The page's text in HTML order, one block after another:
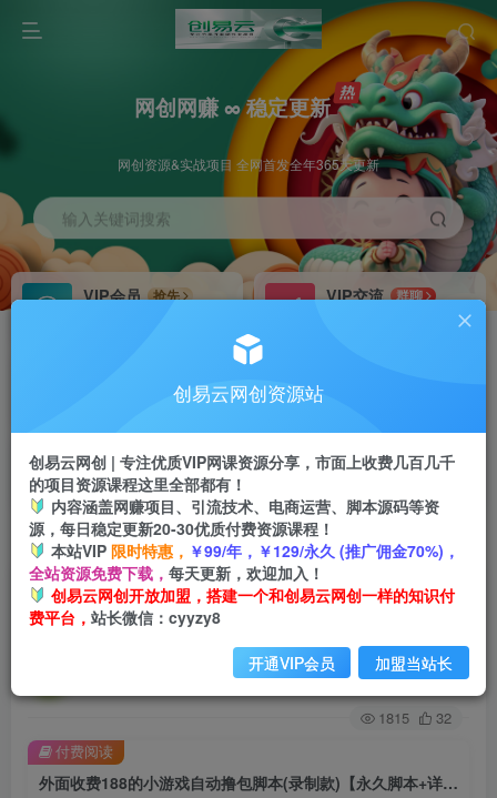
网创网赚 ∞ 稳定更新
网创资源&实战项目 全网首发全年365天更新
输入关键词搜索
VIP会员
抢先
VIP交流
群聊
研究探讨更多创业项目路子。
会员专属推广链接
挂机 项目
脚本卡密
APP下载
GO
首页 创业课程 会员免费 正文
外面收费188的小游戏自动撸包脚本(录制款)【永
久脚本+详细教程】
关注
1815 32
外面收费188的小游戏自动撸包脚本(录制款)【永久脚本+详细教程】
付费阅读
创易云网创资源站
创易云网创 | 专注优质VIP网课资源分享，市面上收费几百几千
的项目资源课程这里全部都有！
内容涵盖网赚项目、引流技术、电商运营、脚本源码等资
源，每日稳定更新20-30优质付费资源课程！
本站VIP 限时特惠， ￥99/年，￥129/永久 (推广佣金70%)，
全站资源免费下载， 每天更新，欢迎加入！
创易云网创开放加盟，搭建一个和创易云网创一样的知识付
费平台， 站长微信：cyyzy8
开通VIP会员 加盟当站长